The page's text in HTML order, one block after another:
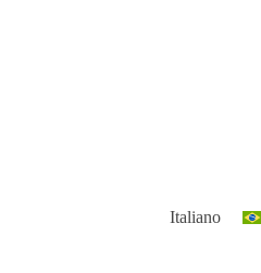
Italiano